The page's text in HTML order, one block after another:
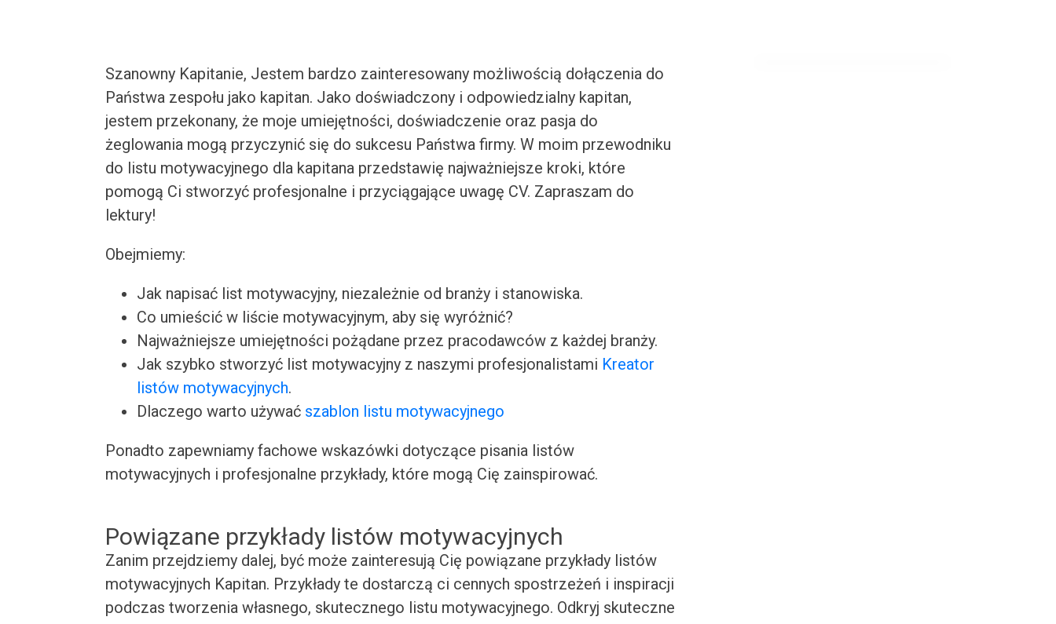
Szanowny Kapitanie, Jestem bardzo zainteresowany możliwością dołączenia do
Państwa zespołu jako kapitan. Jako doświadczony i odpowiedzialny kapitan,
jestem przekonany, że moje umiejętności, doświadczenie oraz pasja do
żeglowania mogą przyczynić się do sukcesu Państwa firmy. W moim przewodniku
do listu motywacyjnego dla kapitana przedstawię najważniejsze kroki, które
pomogą Ci stworzyć profesjonalne i przyciągające uwagę CV. Zapraszam do
lektury!
Obejmiemy:
Jak napisać list motywacyjny, niezależnie od branży i stanowiska.
Co umieścić w liście motywacyjnym, aby się wyróżnić?
Najważniejsze umiejętności pożądane przez pracodawców z każdej branży.
Jak szybko stworzyć list motywacyjny z naszymi profesjonalistami Kreator
listów motywacyjnych.
Dlaczego warto używać szablon listu motywacyjnego
Ponadto zapewniamy fachowe wskazówki dotyczące pisania listów
motywacyjnych i profesjonalne przykłady, które mogą Cię zainspirować.
Powiązane przykłady listów motywacyjnych
Zanim przejdziemy dalej, być może zainteresują Cię powiązane przykłady listów
motywacyjnych Kapitan. Przykłady te dostarczą ci cennych spostrzeżeń i inspiracji
podczas tworzenia własnego, skutecznego listu motywacyjnego. Odkryj skuteczne